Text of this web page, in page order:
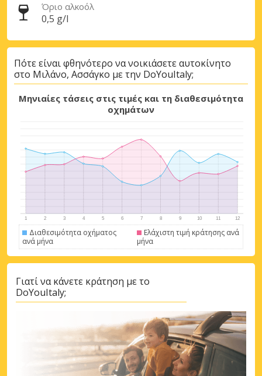
Όριο αλκοόλ
0,5 g/l
Πότε είναι φθηνότερο να νοικιάσετε αυτοκίνητο
στο Μιλάνο, Ασσάγκο με την DoYouItaly;
Μηνιαίες τάσεις στις τιμές και τη διαθεσιμότητα
οχημάτων
Διαθεσιμότητα οχήματος
ανά μήνα
Ελάχιστη τιμή κράτησης ανά
μήνα
Γιατί να κάνετε κράτηση με το
DoYouItaly;